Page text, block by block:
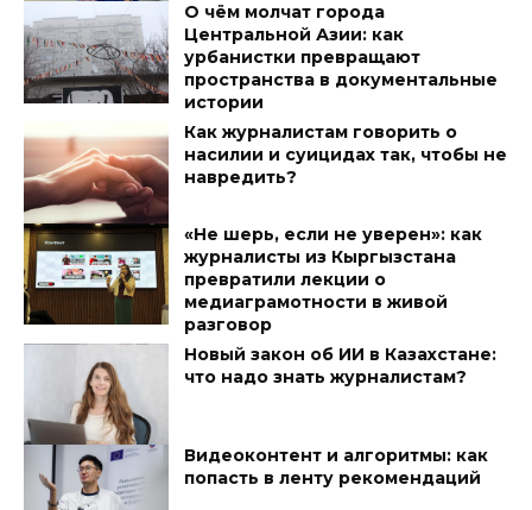
О чём молчат города
Центральной Азии: как
урбанистки превращают
пространства в документальные
истории
Как журналистам говорить о
насилии и суицидах так, чтобы не
навредить?
«Не шерь, если не уверен»: как
журналисты из Кыргызстана
превратили лекции о
медиаграмотности в живой
разговор
Новый закон об ИИ в Казахстане:
что надо знать журналистам?
Видеоконтент и алгоритмы: как
попасть в ленту рекомендаций